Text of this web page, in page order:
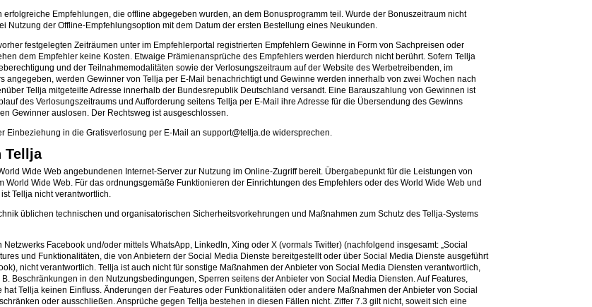
Empfehlungen, die offline abgegeben wurden, an dem Bonusprogramm teil. Wurde der Bonuszeitraum nicht
Nutzung der Offline-Empfehlungsoption mit dem Datum der ersten Bestellung eines Neukunden.
festgelegten Zeiträumen unter im Empfehlerportal registrierten Empfehlern Gewinne in Form von Sachpreisen oder
dem Empfehler keine Kosten. Etwaige Prämienansprüche des Empfehlers werden hierdurch nicht berührt. Sofern Tellja
und der Teilnahmemodalitäten sowie der Verlosungszeitraum auf der Website des Werbetreibenden, im
angegeben, werden Gewinner von Tellja per E-Mail benachrichtigt und Gewinne werden innerhalb von zwei Wochen nach
Tellja mitgeteilte Adresse innerhalb der Bundesrepublik Deutschland versandt. Eine Barauszahlung von Gewinnen ist
des Verlosungszeitraums und Aufforderung seitens Tellja per E-Mail ihre Adresse für die Übersendung des Gewinns
Gewinner auslosen. Der Rechtsweg ist ausgeschlossen.
Einbeziehung in die Gratisverlosung per E-Mail an support@tellja.de widersprechen.
Tellja
Wide Web angebundenen Internet-Server zur Nutzung im Online-Zugriff bereit. Übergabepunkt für die Leistungen von
Wide Web. Für das ordnungsgemäße Funktionieren der Einrichtungen des Empfehlers oder des World Wide Web und
Tellja nicht verantwortlich.
üblichen technischen und organisatorischen Sicherheitsvorkehrungen und Maßnahmen zum Schutz des Tellja-Systems
Facebook und/oder mittels WhatsApp, LinkedIn, Xing oder X (vormals Twitter) (nachfolgend insgesamt: „Social
und Funktionalitäten, die von Anbietern der Social Media Dienste bereitgestellt oder über Social Media Dienste ausgeführt
nicht verantwortlich. Tellja ist auch nicht für sonstige Maßnahmen der Anbieter von Social Media Diensten verantwortlich,
Beschränkungen in den Nutzungsbedingungen, Sperren seitens der Anbieter von Social Media Diensten. Auf Features,
Tellja keinen Einfluss. Änderungen der Features oder Funktionalitäten oder andere Maßnahmen der Anbieter von Social
oder ausschließen. Ansprüche gegen Tellja bestehen in diesen Fällen nicht. Ziffer 7.3 gilt nicht, soweit sich eine